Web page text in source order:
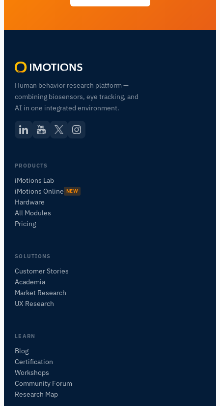
Human behavior research platform —
combining biosensors, eye tracking, and
AI in one integrated environment.
PRODUCTS
iMotions Lab
iMotions Online NEW
Hardware
All Modules
Pricing
SOLUTIONS
Customer Stories
Academia
Market Research
UX Research
LEARN
Blog
Certification
Workshops
Community Forum
Research Map
研究方法、製品、センサー、SDK、リソースに
この記事について質問
この記事を要約
これをどう応用できますか？